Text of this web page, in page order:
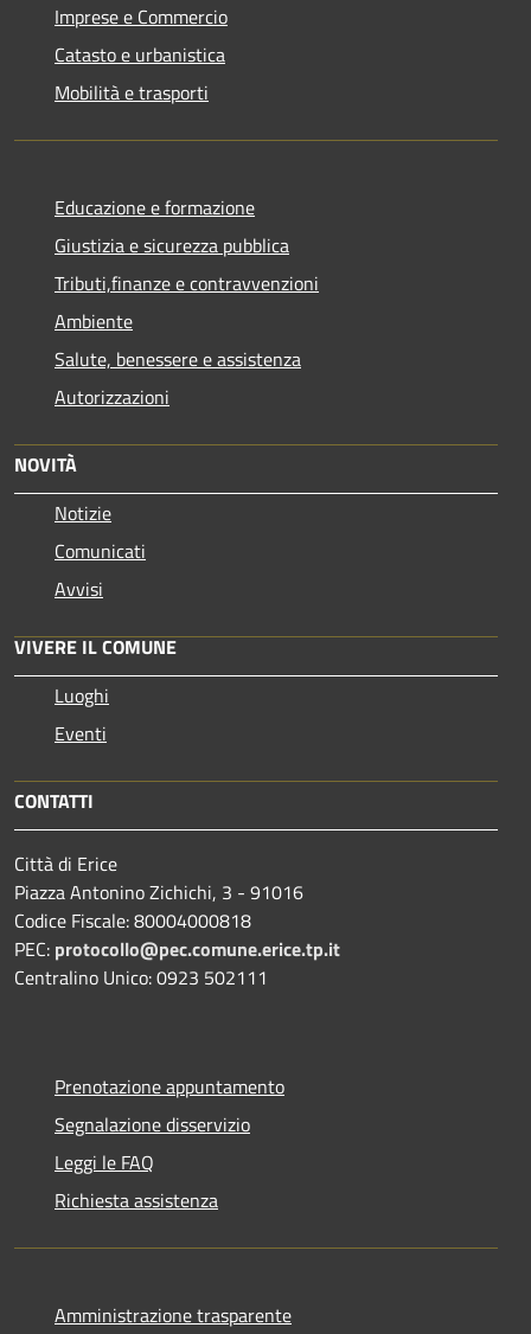
Imprese e Commercio
Catasto e urbanistica
Mobilità e trasporti
Educazione e formazione
Giustizia e sicurezza pubblica
Tributi,finanze e contravvenzioni
Ambiente
Salute, benessere e assistenza
Autorizzazioni
NOVITÀ
Notizie
Comunicati
Avvisi
VIVERE IL COMUNE
Luoghi
Eventi
CONTATTI
Città di Erice
Piazza Antonino Zichichi, 3 - 91016
Codice Fiscale: 80004000818
PEC: protocollo@pec.comune.erice.tp.it
Centralino Unico: 0923 502111
Prenotazione appuntamento
Segnalazione disservizio
Leggi le FAQ
Richiesta assistenza
Amministrazione trasparente